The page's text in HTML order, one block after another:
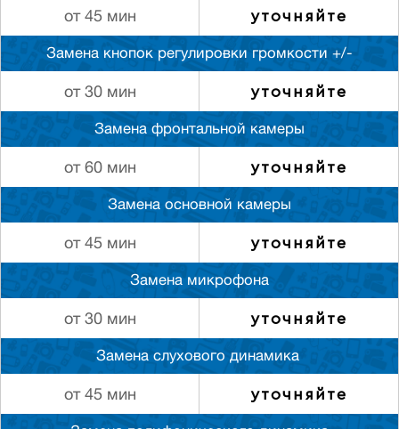
от 45 мин уточняйте
Замена кнопок регулировки громкости +/-
от 30 мин уточняйте
Замена фронтальной камеры
от 60 мин уточняйте
Замена основной камеры
от 45 мин уточняйте
Замена микрофона
от 30 мин уточняйте
Замена слуxового динамика
от 45 мин уточняйте